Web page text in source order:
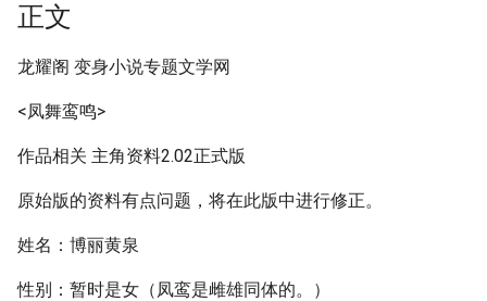
正文
龙耀阁 变身小说专题文学网
<凤舞鸾鸣>
作品相关 主角资料2.02正式版
原始版的资料有点问题，将在此版中进行修正。
姓名：博丽黄泉
性别：暂时是女（凤鸾是雌雄同体的。）